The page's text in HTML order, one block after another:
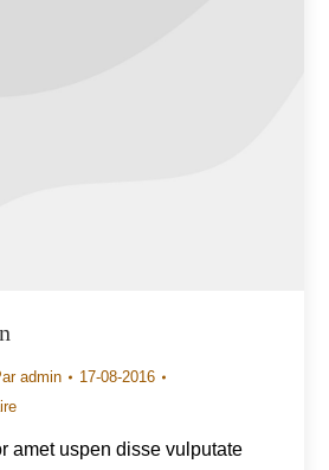
admin
17-08-2016
amet uspen disse vulputate